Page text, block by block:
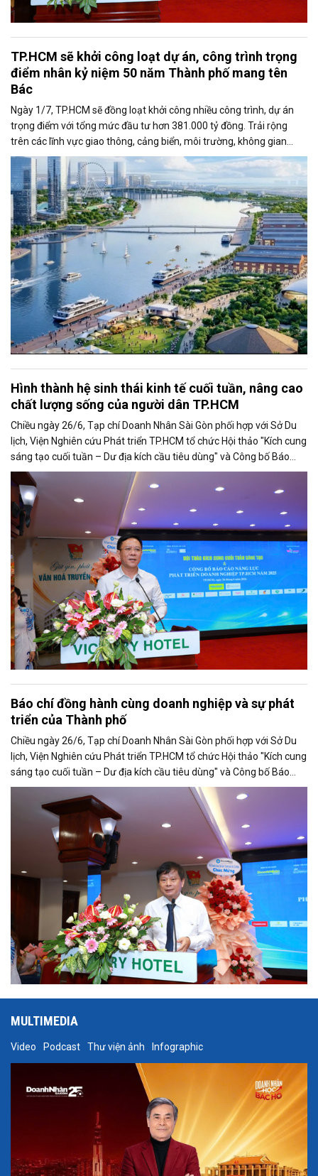
TP.HCM sẽ khởi công loạt dự án, công trình trọng
điểm nhân kỷ niệm 50 năm Thành phố mang tên
Bác
Ngày 1/7, TP.HCM sẽ đồng loạt khởi công nhiều công trình, dự án
trọng điểm với tổng mức đầu tư hơn 381.000 tỷ đồng. Trải rộng
trên các lĩnh vực giao thông, cảng biển, môi trường, không gian
công cộng và nhà ở xã hội, các dự án được kỳ vọng tạo động lực
tăng trưởng mới, mở rộng không gian phát triển và nâng cao năng
lực cạnh tranh của đô thị lớn nhất cả nước.
Hình thành hệ sinh thái kinh tế cuối tuần, nâng cao
chất lượng sống của người dân TP.HCM
Chiều ngày 26/6, Tạp chí Doanh Nhân Sài Gòn phối hợp với Sở Du
lịch, Viện Nghiên cứu Phát triển TP.HCM tổ chức Hội thảo "Kích cung
sáng tạo cuối tuần – Dư địa kích cầu tiêu dùng" và Công bố Báo
cáo năng lực phát triển doanh nghiệp TP.HCM năm 2025. Trân
trọng giới thiệu phát biểu của ông Nguyễn Ngọc Hồi - Phó Giám đốc
Sở Văn hoá - Thể thao TP.HCM tại Hội thảo.
Báo chí đồng hành cùng doanh nghiệp và sự phát
triển của Thành phố
Chiều ngày 26/6, Tạp chí Doanh Nhân Sài Gòn phối hợp với Sở Du
lịch, Viện Nghiên cứu Phát triển TP.HCM tổ chức Hội thảo "Kích cung
sáng tạo cuối tuần – Dư địa kích cầu tiêu dùng" và Công bố Báo
cáo năng lực phát triển doanh nghiệp TP.HCM năm 2025. Trân
trọng giới thiệu phát biểu của ông Trần Trọng Dũng - Phó Chủ tịch
Hội Nhà báo Việt Nam tại Hội thảo.
MULTIMEDIA
Video Podcast Thư viện ảnh Infographic